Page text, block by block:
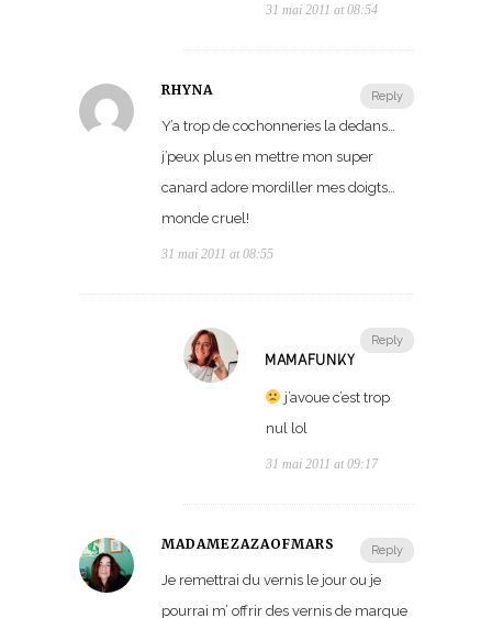
31 mai 2011 at 08:54
Reply
RHYNA
Y’a trop de cochonneries la dedans…
j’peux plus en mettre mon super
canard adore mordiller mes doigts…
monde cruel!
31 mai 2011 at 08:55
Reply
MAMAFUNKY
j’avoue c’est trop
nul lol
31 mai 2011 at 09:17
Reply
MADAMEZAZAOFMARS
Je remettrai du vernis le jour ou je
pourrai m’ offrir des vernis de marque